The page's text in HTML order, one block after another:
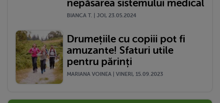
nepăsarea sistemului medical
BIANCA T. | JOI, 23.05.2024
Drumețiile cu copiii pot fi
amuzante! Sfaturi utile
pentru părinți
MARIANA VOINEA | VINERI, 15.09.2023